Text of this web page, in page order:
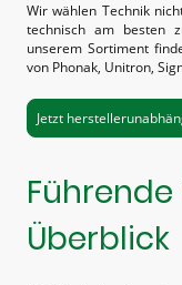
Wir wählen Technik
technisch am besten
unserem Sortiment
von Phonak, Unitron,
Jetzt
Überblick